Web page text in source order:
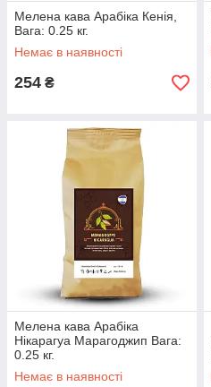
Мелена кава Арабіка Кенія,
Вага: 0.25 кг.
Немає в наявності
254 ₴
Мелена кава Арабіка
Нікарагуа Марагоджип Вага:
0.25 кг.
Немає в наявності